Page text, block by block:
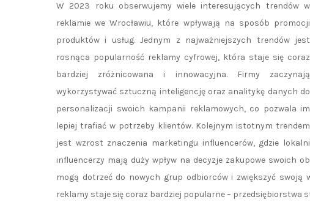
W 2023 roku obserwujemy wiele interesujących trendów w
reklamie we Wrocławiu, które wpływają na sposób promocji
produktów i usług. Jednym z najważniejszych trendów jest
rosnąca popularność reklamy cyfrowej, która staje się coraz
bardziej zróżnicowana i innowacyjna. Firmy zaczynają
wykorzystywać sztuczną inteligencję oraz analitykę danych do
personalizacji swoich kampanii reklamowych, co pozwala im
lepiej trafiać w potrzeby klientów. Kolejnym istotnym trendem
jest wzrost znaczenia marketingu influencerów, gdzie lokalni
influencerzy mają duży wpływ na decyzje zakupowe swoich
mogą dotrzeć do nowych grup odbiorców i zwiększyć swoją
reklamy staje się coraz bardziej popularne –